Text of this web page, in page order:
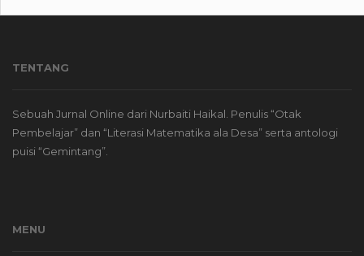
TENTANG
Sebuah Jurnal Online dari Nurbaiti Haikal. Penulis “Otak
Pembelajar” dan “Literasi Matematika ala Desa” serta antologi
puisi “Gemintang”.
MENU